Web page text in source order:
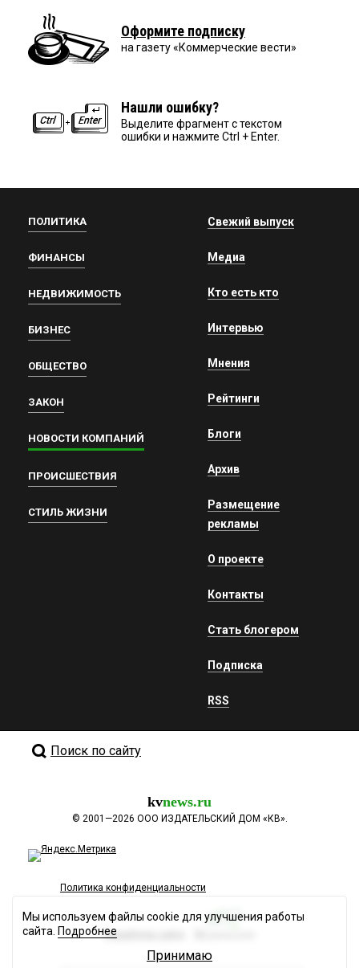
Оформите подписку
на газету «Коммерческие вести»
Нашли ошибку?
Выделите фрагмент с текстом
ошибки и нажмите Ctrl + Enter.
ПОЛИТИКА
ФИНАНСЫ
НЕДВИЖИМОСТЬ
БИЗНЕС
ОБЩЕСТВО
ЗАКОН
НОВОСТИ КОМПАНИЙ
ПРОИСШЕСТВИЯ
СТИЛЬ ЖИЗНИ
Свежий выпуск
Медиа
Кто есть кто
Интервью
Мнения
Рейтинги
Блоги
Архив
Размещение
рекламы
О проекте
Контакты
Стать блогером
Подписка
RSS
Поиск по сайту
kvnews.ru
© 2001—2026 ООО ИЗДАТЕЛЬСКИЙ ДОМ «КВ».
Политика конфиденциальности
Разработка сайта
Мы используем файлы cookie для улучшения работы
сайта. Подробнее
Принимаю